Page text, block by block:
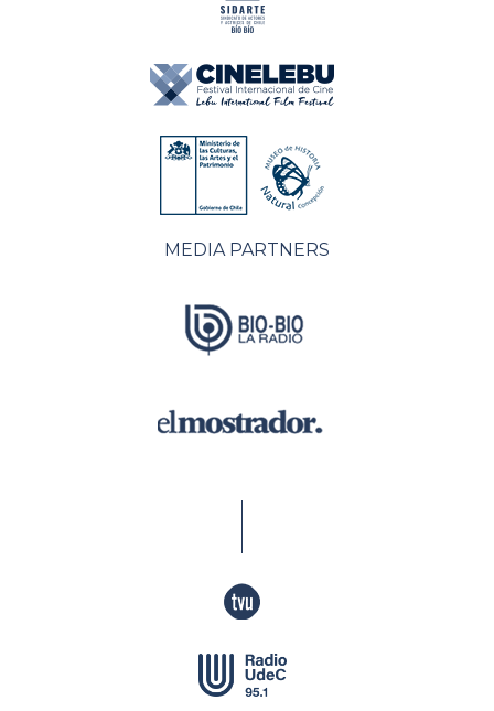
MEDIA PARTNERS